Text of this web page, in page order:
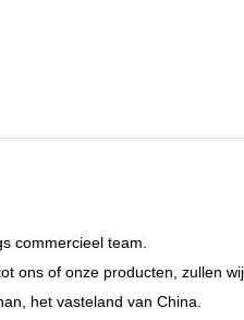
commercieel team.
ons of onze producten, zullen
het vasteland van China.